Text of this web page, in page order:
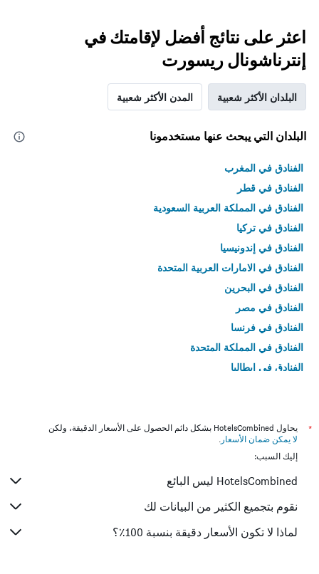
اعثر على نتائج أفضل لإقامتك في
إنترناشونال ريسورت
البلدان الأكثر شعبية المدن الأكثر شعبية
البلدان التي يبحث عنها مستخدمونا
الفنادق في المغرب
الفنادق في قطر
الفنادق في المملكة العربية السعودية
الفنادق في تركيا
الفنادق في إندونيسيا
الفنادق في الامارات العربية المتحدة
الفنادق في البحرين
الفنادق في مصر
الفنادق في فرنسا
الفنادق في المملكة المتحدة
الفنادق في إيطاليا
*
يحاول HotelsCombined بشكل دائم الحصول على الأسعار الدقيقة، ولكن
لا يمكن ضمان الأسعار .
إليك السبب:
HotelsCombined ليس البائع
نقوم بتجميع الكثير من البيانات لك
لماذا لا تكون الأسعار دقيقة بنسبة 100٪؟